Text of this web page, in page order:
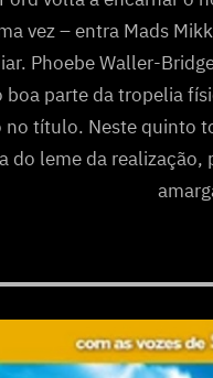
vez – entra Mads
Phoebe Waller-
boa parte da tropelia
no título. Neste quinto
do leme da